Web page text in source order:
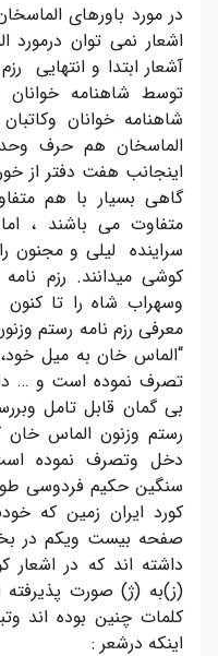
در مورد باورهای
اشعار نمی توان
آشعار ابتدا و انتهایی
توسط شاهنامه
شاهنامه خوانان
الماسخان هم حرف
اینجانب هفت دفتر از
گاهی بسیار با هم
متفاوت می باشند ،
سراینده لیلی و مجنون
کوشی میدانند. رزم
وسهراب شاه را تا
معرفی رزم نامه رستم
“الماس خان به میل
تصرف نموده است و …
بی گمان قابل تامل
رستم وزنون الماس خان
دخل وتصرف نموده
سنگین حکیم فردوسی
کورد ایران زمین که
صفحه بیست ویکم در
داشته اند که در
(ز)به (ژ) صورت
کلمات چنین بوده اند
اینکه درشعر :